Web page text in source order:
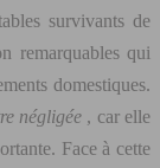
survivants de
remarquables qui
domestiques.
négligée , car elle
Face à cette